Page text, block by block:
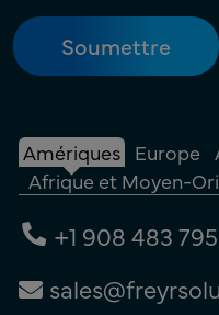
Amériques Europe
Afrique et Moyen-
+1 908 483